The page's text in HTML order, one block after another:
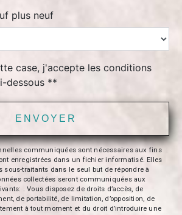
plus neuf
case, j'accepte les conditions
dessous **
ENVOYER
communiquées sont nécessaires aux fins
enregistrées dans un fichier informatisé. Elles
sous-traitants dans le seul but de répondre à
collectées seront communiquées aux
. Vous disposez de droits d’accès, de
de portabilité, de limitation, d’opposition, de
à tout moment et du droit d’introduire une